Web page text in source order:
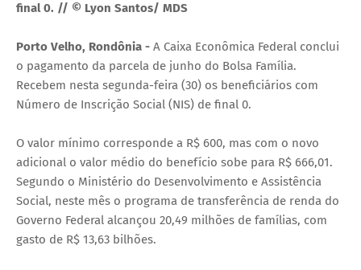
final 0. // © Lyon Santos/ MDS
Porto Velho, Rondônia - A Caixa Econômica Federal conclui
o pagamento da parcela de junho do Bolsa Família.
Recebem nesta segunda-feira (30) os beneficiários com
Número de Inscrição Social (NIS) de final 0.
O valor mínimo corresponde a R$ 600, mas com o novo
adicional o valor médio do benefício sobe para R$ 666,01.
Segundo o Ministério do Desenvolvimento e Assistência
Social, neste mês o programa de transferência de renda do
Governo Federal alcançou 20,49 milhões de famílias, com
gasto de R$ 13,63 bilhões.